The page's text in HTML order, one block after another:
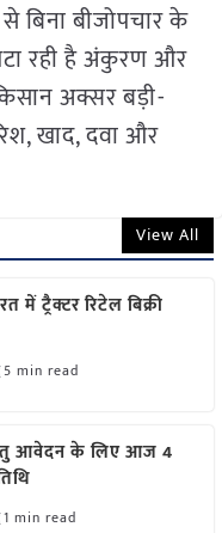
बिना बीजोपचार के
रही है अंकुरण और
अक्सर बड़ी-
खाद, दवा और
View All
में ट्रैक्टर रिटेल बिक्री
5 min read
हेतु आवेदन के लिए आज 4
1 min read